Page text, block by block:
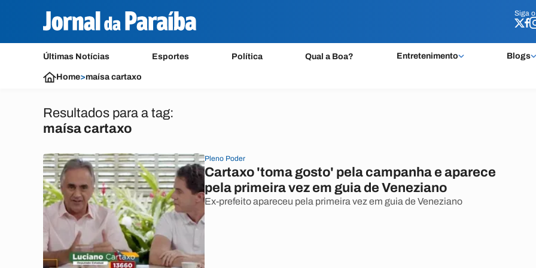
Siga o
Últimas Notícias Esportes Política Qual a Boa? Entretenimento Blogs
Siga o
Home>maísa cartaxo
Resultados para a tag:
maísa cartaxo
Pleno Poder
Cartaxo 'toma gosto' pela campanha e aparece
pela primeira vez em guia de Veneziano
Ex-prefeito apareceu pela primeira vez em guia de Veneziano